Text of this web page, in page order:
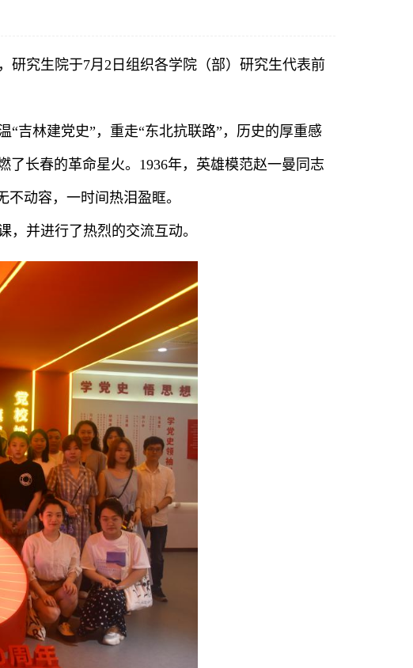
研究生院于7月2日组织各学院（部）研究生代表前
吉林建党史”，重走“东北抗联路”，历史的厚重感
长春的革命星火。1936年，英雄模范赵一曼同志
动容，一时间热泪盈眶。
并进行了热烈的交流互动。